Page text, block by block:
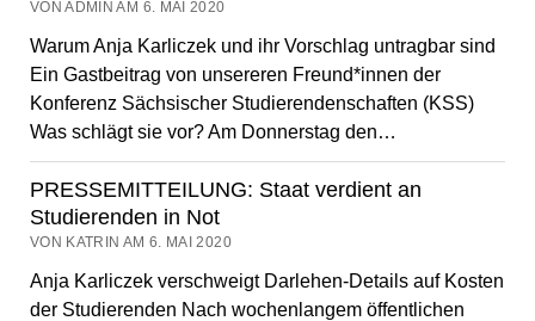
VON ADMIN AM 6. MAI 2020
Warum Anja Karliczek und ihr Vorschlag untragbar sind
Ein Gastbeitrag von unsereren Freund*innen der
Konferenz Sächsischer Studierendenschaften (KSS)
Was schlägt sie vor? Am Donnerstag den…
PRESSEMITTEILUNG: Staat verdient an
Studierenden in Not
VON KATRIN AM 6. MAI 2020
Anja Karliczek verschweigt Darlehen-Details auf Kosten
der Studierenden Nach wochenlangem öffentlichen